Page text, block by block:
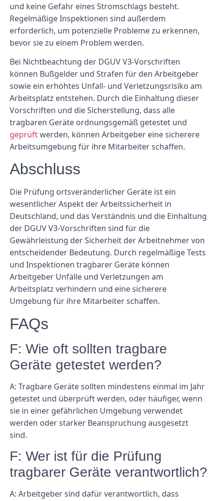
und keine Gefahr eines Stromschlags besteht.
Regelmäßige Inspektionen sind außerdem
erforderlich, um potenzielle Probleme zu erkennen,
bevor sie zu einem Problem werden.
Bei Nichtbeachtung der DGUV V3-Vorschriften
können Bußgelder und Strafen für den Arbeitgeber
sowie ein erhöhtes Unfall- und Verletzungsrisiko am
Arbeitsplatz entstehen. Durch die Einhaltung dieser
Vorschriften und die Sicherstellung, dass alle
tragbaren Geräte ordnungsgemäß getestet und
geprüftwerden, können Arbeitgeber eine sicherere
Arbeitsumgebung für ihre Mitarbeiter schaffen.
Abschluss
Die Prüfung ortsveränderlicher Geräte ist ein
wesentlicher Aspekt der Arbeitssicherheit in
Deutschland, und das Verständnis und die Einhaltung
der DGUV V3-Vorschriften sind für die
Gewährleistung der Sicherheit der Arbeitnehmer von
entscheidender Bedeutung. Durch regelmäßige Tests
und Inspektionen tragbarer Geräte können
Arbeitgeber Unfälle und Verletzungen am
Arbeitsplatz verhindern und eine sicherere
Umgebung für ihre Mitarbeiter schaffen.
FAQs
F: Wie oft sollten tragbare
Geräte getestet werden?
A: Tragbare Geräte sollten mindestens einmal im Jahr
getestet und überprüft werden, oder häufiger, wenn
sie in einer gefährlichen Umgebung verwendet
werden oder starker Beanspruchung ausgesetzt
sind.
F: Wer ist für die Prüfung
tragbarer Geräte verantwortlich?
A: Arbeitgeber sind dafür verantwortlich, dass